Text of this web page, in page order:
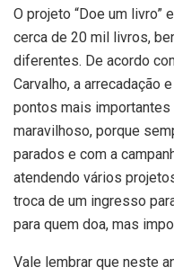
O projeto “Doe um livro”
cerca de 20 mil livros,
diferentes. De acordo
Carvalho, a arrecadação
pontos mais importantes
maravilhoso, porque
parados e com a
atendendo vários
troca de um ingresso
para quem doa, mas
Vale lembrar que neste